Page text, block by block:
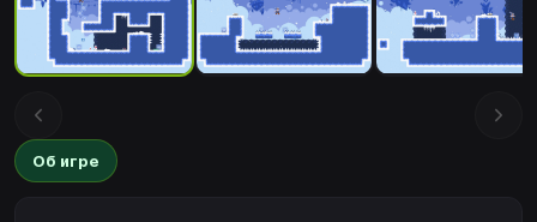
Об игре